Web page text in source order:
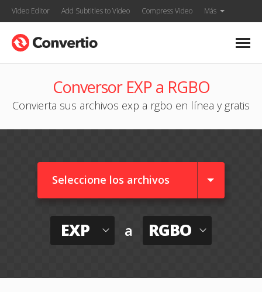
Video Editor Add Subtitles to Video Compress Video Más
Conversor EXP a RGBO
Convierta sus archivos exp a rgbo en línea y gratis
Seleccione los archivos
EXP a RGBO